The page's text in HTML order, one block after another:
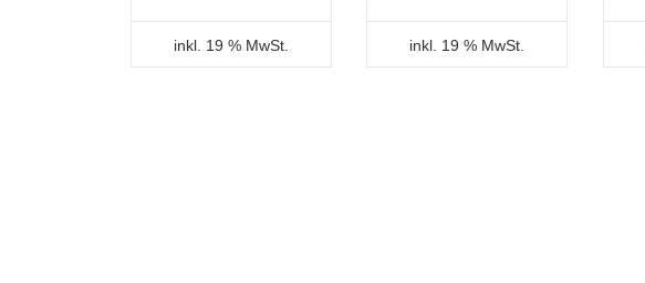
inkl. 19 % MwSt. inkl. 19 % MwSt.